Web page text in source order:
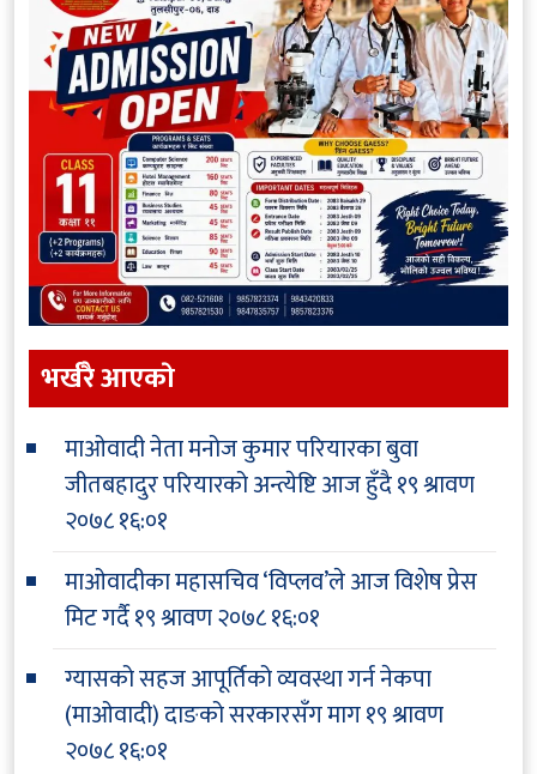
भर्खरै आएकाे
माओवादी नेता मनोज कुमार परियारका बुवा
जीतबहादुर परियारको अन्त्येष्टि आज हुँदै१९ श्रावण
२०७८ १६:०१
माओवादीका महासचिव ‘विप्लव’ले आज विशेष प्रेस
मिट गर्दै१९ श्रावण २०७८ १६:०१
ग्यासको सहज आपूर्तिको व्यवस्था गर्न नेकपा
(माओवादी) दाङको सरकारसँग माग१९ श्रावण
२०७८ १६:०१